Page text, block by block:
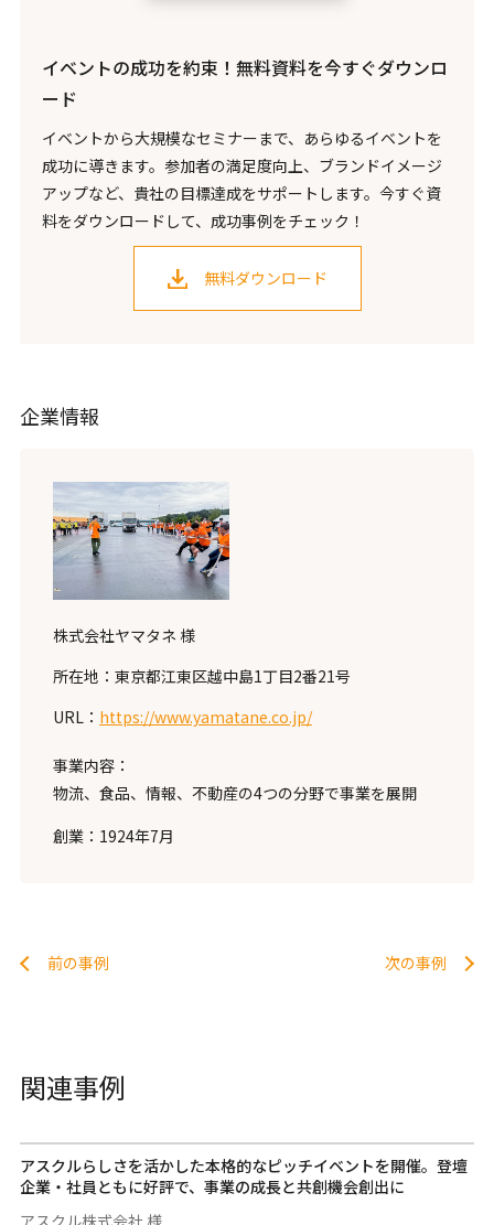
イベントの成功を約束！無料資料を今すぐダウンロ
ード
イベントから大規模なセミナーまで、あらゆるイベントを
成功に導きます。参加者の満足度向上、ブランドイメージ
アップなど、貴社の目標達成をサポートします。今すぐ資
料をダウンロードして、成功事例をチェック！
無料ダウンロード
企業情報
株式会社ヤマタネ 様
所在地：東京都江東区越中島1丁目2番21号
URL： https://www.yamatane.co.jp/
事業内容：
物流、食品、情報、不動産の4つの分野で事業を展開
創業：1924年7月
前の事例 次の事例
関連事例
アスクルらしさを活かした本格的なピッチイベントを開催。登壇
企業・社員ともに好評で、事業の成長と共創機会創出に
アスクル株式会社 様